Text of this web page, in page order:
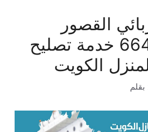
القصور
66409555 خدمة تصليح
الكويت
بقلم